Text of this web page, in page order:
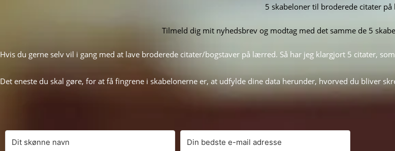
5 skabeloner til broderede citater
Tilmeld dig mit nyhedsbrev og modtag med det samme de 5
Hvis du gerne selv vil i gang med at lave broderede citater/bogstaver på lærred. Så har jeg klargjort 5 citater,
Det eneste du skal gøre, for at få fingrene i skabelonerne er, at udfylde dine data herunder, hvorved du bliver